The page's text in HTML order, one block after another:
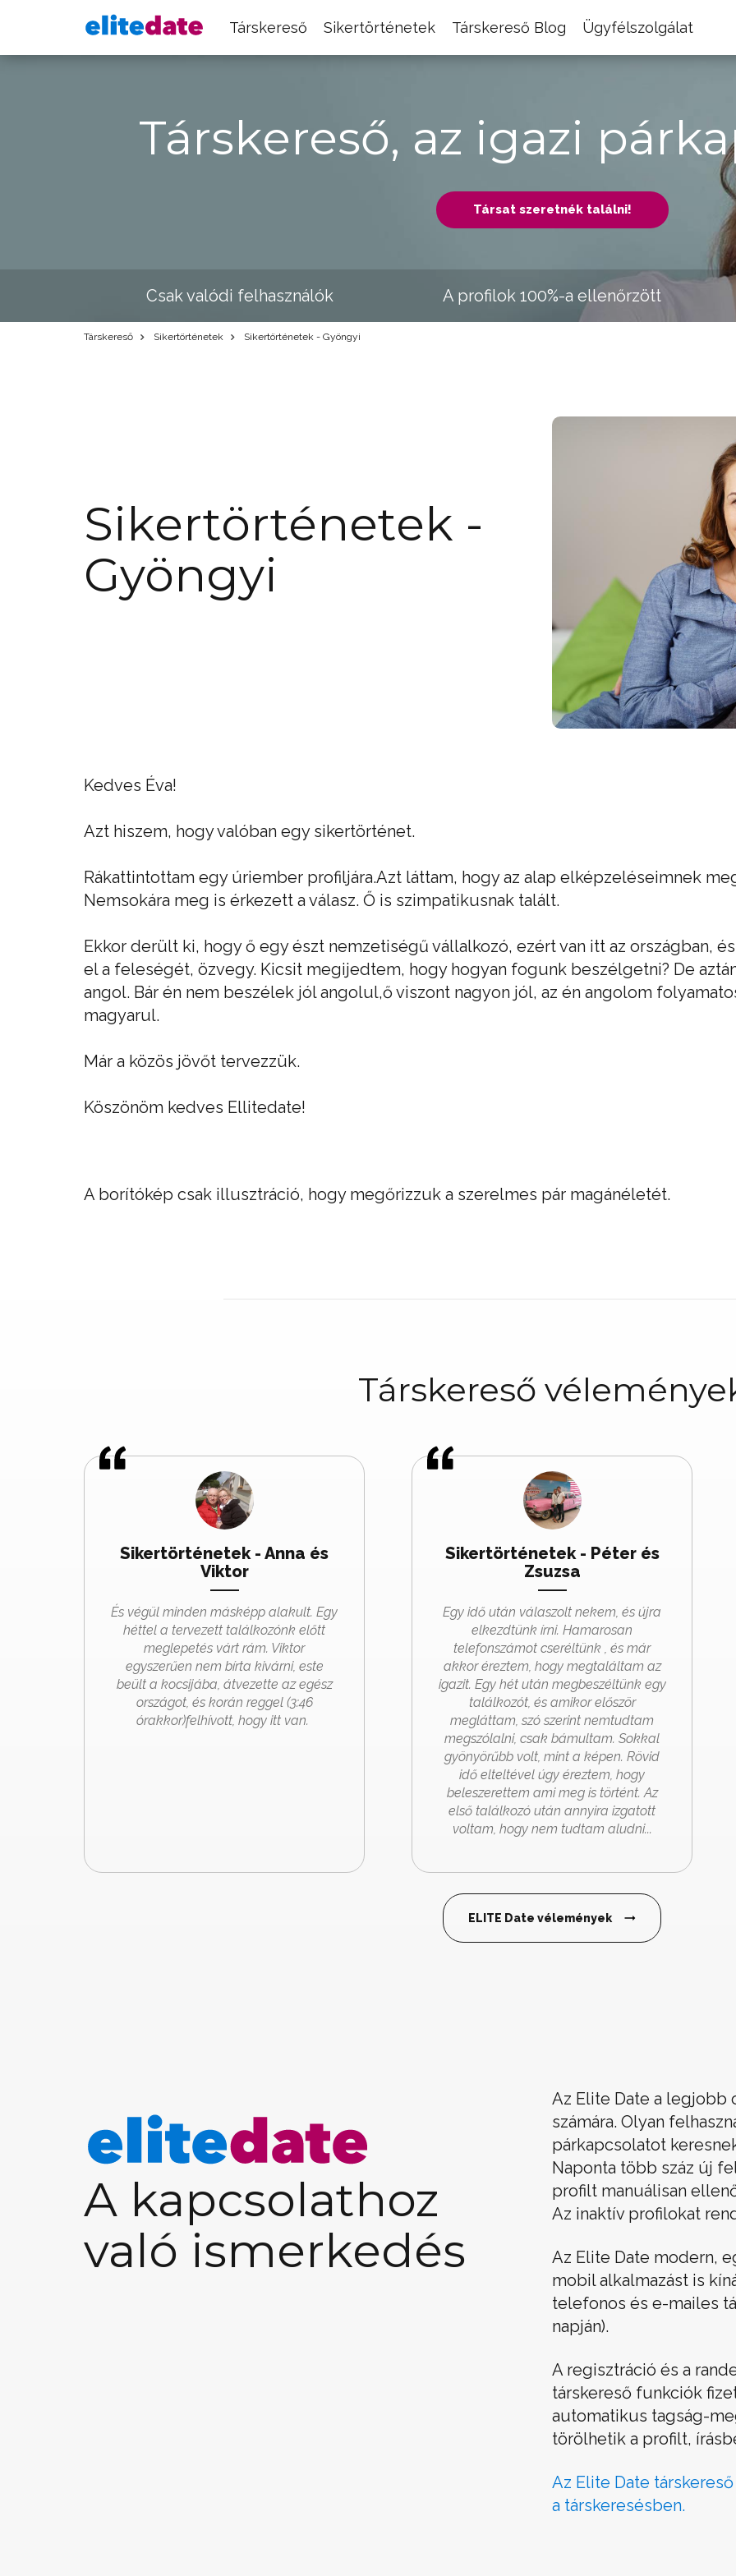
Társkereső Sikertörténetek Társkereső Blog Ügyfélszolgálat
Társkereső, az igazi
Társat szeretnék találni!
Csak valódi felhasználók A profilok 100%-a ellenőrzött
Társkereső Sikertörténetek Sikertörténetek - Gyöngyi
Sikertörténetek -
Gyöngyi
Kedves Éva!
Azt hiszem, hogy valóban egy sikertörténet.
Rákattintottam egy úriember profiljára.Azt láttam, hogy az alap elképzeléseimnek
Nemsokára meg is érkezett a válasz. Ő is szimpatikusnak talált.
Ekkor derült ki, hogy ő egy észt nemzetiségű vállalkozó, ezért van itt az országban,
el a feleségét, özvegy. Kicsit megijedtem, hogy hogyan fogunk beszélgetni? De
angol. Bár én nem beszélek jól angolul,ő viszont nagyon jól, az én angolom
magyarul.
Már a közös jövőt tervezzük.
Köszönöm kedves Ellitedate!
A borítókép csak illusztráció, hogy megőrizzuk a szerelmes pár magánéletét.
Társkereső
Sikertörténetek - Anna és
Viktor
És végül minden másképp alakult. Egy
héttel a tervezett találkozónk előtt
meglepetés várt rám. Viktor
egyszerűen nem bírta kivárni, este
beült a kocsijába, átvezette az egész
országot, és korán reggel (3:46
órakkor)felhívott, hogy itt van.
Sikertörténetek - Péter és
Zsuzsa
Egy idő után válaszolt nekem, és újra
elkezdtünk írni. Hamarosan
telefonszámot cseréltünk , és már
akkor éreztem, hogy megtaláltam az
igazit. Egy hét után megbeszéltünk egy
találkozót, és amikor először
megláttam, szó szerint nemtudtam
megszólalni, csak bámultam. Sokkal
gyönyörűbb volt, mint a képen. Rövid
idő elteltével úgy éreztem, hogy
beleszerettem ami meg is történt. Az
első találkozó után annyira izgatott
voltam, hogy nem tudtam aludni...
ELITE Date vélemények
A kapcsolathoz
való ismerkedés
Az Elite Date a legjobb
számára. Olyan
párkapcsolatot
Naponta több száz új
profilt manuálisan
Az inaktív profilokat
Az Elite Date modern,
mobil alkalmazást is
telefonos és e-mailes
napján).
A regisztráció és a
társkereső funkciók
automatikus tagság-
törölhetik a profilt,
Az Elite Date
a társkeresésben.